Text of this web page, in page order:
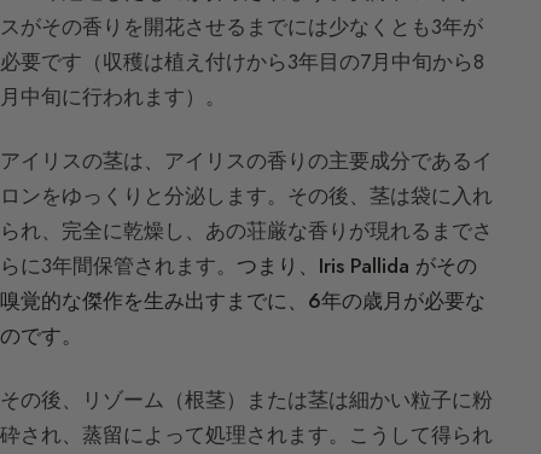
スがその香りを開花させるまでには少なくとも3年が
必要です（収穫は植え付けから3年目の7月中旬から8
月中旬に行われます）。
アイリスの茎は、アイリスの香りの主要成分であるイ
ロンをゆっくりと分泌します。その後、茎は袋に入れ
られ、完全に乾燥し、あの荘厳な香りが現れるまでさ
らに3年間保管されます。 つまり、Iris Pallida がその
嗅覚的な傑作を生み出すまでに、6年の歳月が必要な
のです。
その後、リゾーム（根茎）または茎は細かい粒子に粉
砕され、蒸留によって処理されます。こうして得られ